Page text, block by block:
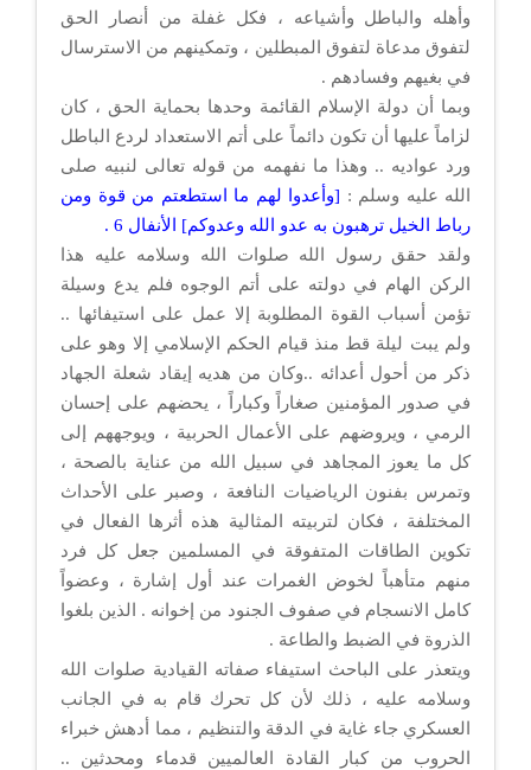
وأهله والباطل وأشياعه ، فكل غفلة من أنصار الحق
لتفوق مدعاة لتفوق المبطلين ، وتمكينهم من الاسترسال
في بغيهم وفسادهم .
وبما أن دولة الإسلام القائمة وحدها بحماية الحق ، كان
لزاماً عليها أن تكون دائماً على أتم الاستعداد لردع الباطل
ورد عواديه .. وهذا ما نفهمه من قوله تعالى لنبيه صلى
الله عليه وسلم : [وأعدوا لهم ما استطعتم من قوة ومن
رباط الخيل ترهبون به عدو الله وعدوكم] الأنفال 6 .
ولقد حقق رسول الله صلوات الله وسلامه عليه هذا
الركن الهام في دولته على أتم الوجوه فلم يدع وسيلة
تؤمن أسباب القوة المطلوبة إلا عمل على استيفائها ..
ولم يبت ليلة قط منذ قيام الحكم الإسلامي إلا وهو على
ذكر من أحول أعدائه ..وكان من هديه إيقاد شعلة الجهاد
في صدور المؤمنين صغاراً وكباراً ، يحضهم على إحسان
الرمي ، ويروضهم على الأعمال الحربية ، ويوجههم إلى
كل ما يعوز المجاهد في سبيل الله من عناية بالصحة ،
وتمرس بفنون الرياضيات النافعة ، وصبر على الأحداث
المختلفة ، فكان لتربيته المثالية هذه أثرها الفعال في
تكوين الطاقات المتفوقة في المسلمين جعل كل فرد
منهم متأهباً لخوض الغمرات عند أول إشارة ، وعضواً
كامل الانسجام في صفوف الجنود من إخوانه . الذين بلغوا
الذروة في الضبط والطاعة .
ويتعذر على الباحث استيفاء صفاته القيادية صلوات الله
وسلامه عليه ، ذلك لأن كل تحرك قام به في الجانب
العسكري جاء غاية في الدقة والتنظيم ، مما أدهش خبراء
الحروب من كبار القادة العالميين قدماء ومحدثين ..